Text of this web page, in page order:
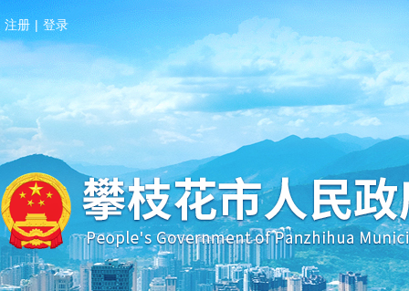
注册 | 登录